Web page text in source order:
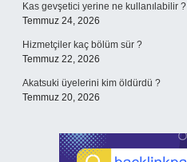
Kas gevşetici yerine ne kullanılabilir ?
Temmuz 24, 2026
Hizmetçiler kaç bölüm sür ?
Temmuz 22, 2026
Akatsuki üyelerini kim öldürdü ?
Temmuz 20, 2026